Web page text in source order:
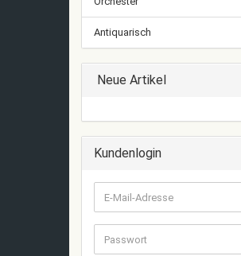
Antiquarisch
Neue Artikel
Kundenlogin
E-
Mail-
Adresse
Passwort